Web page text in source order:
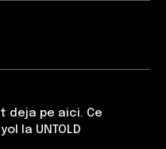
deja pe aici. Ce
la UNTOLD